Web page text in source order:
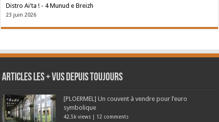
Distro Ai'ta ! - 4 Munud e Breizh
23 juin 2026
Articles les + vus depuis toujours
[PLOERMEL] Un couvent à vendre pour l’euro
symbolique
42.5k views | 12 comments